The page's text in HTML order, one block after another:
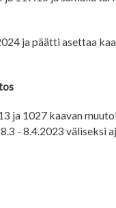
ja päätti asettaa
ja 1027 kaavan
- 8.4.2023 väliseksi